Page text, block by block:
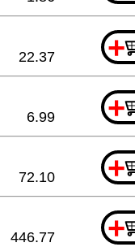
+
22.37
+
6.99
+
72.10
+
446.77